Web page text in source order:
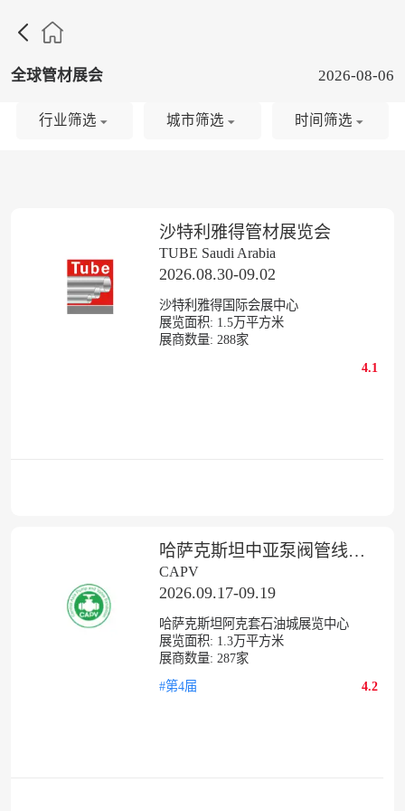

全球管材展会 2026-08-06
沙特利雅得管材展览会
TUBE Saudi Arabia
2026.08.30-09.02
沙特利雅得国际会展中心
展览面积: 1.5万平方米
展商数量: 288家
4.1
哈萨克斯坦中亚泵阀管线及电机仪表展
CAPV
2026.09.17-09.19
哈萨克斯坦阿克套石油城展览中心
展览面积: 1.3万平方米
展商数量: 287家
#第4届
4.2
行业筛选 城市筛选 时间筛选